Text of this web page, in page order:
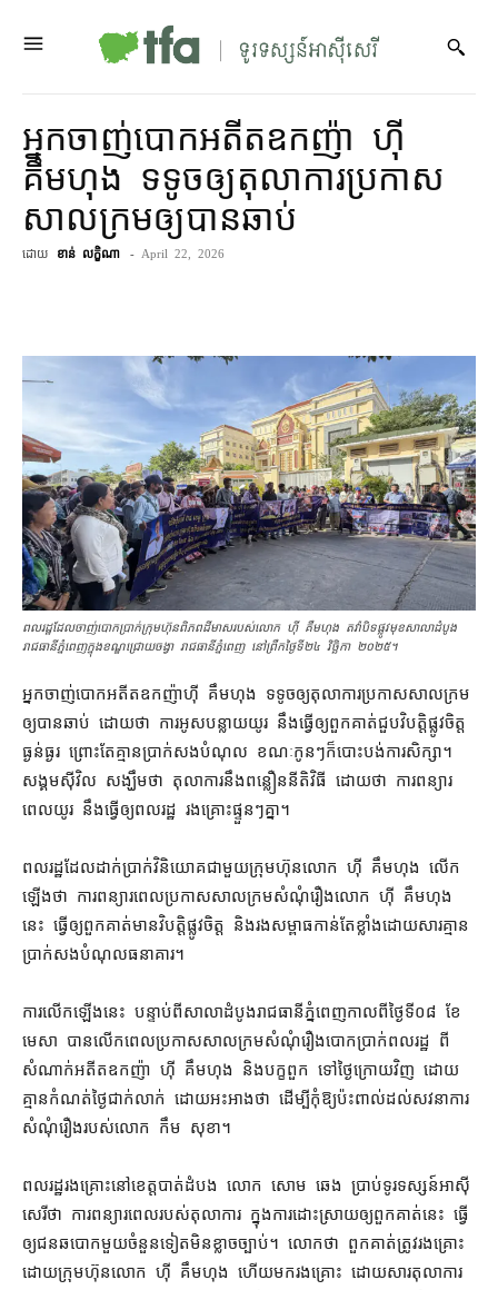
អ្នកចាញ់​បោក​អតីត​ឧកញ៉ា ហ៊ី
គឹមហុង ទទូច​ឲ្យ​តុលាការ​ប្រកាស​
សាលក្រម​ឲ្យ​បាន​ឆាប់
ដោយ ខាន់ លក្ខិណា - April 22, 2026
ពលរដ្ឋ​ដែល​ចាញ់បោក​ប្រាក់​ក្រុមហ៊ុន​ពិភព​ដី​មាស​របស់​លោក ហ៊ី គឹមហុង តវ៉ា​បិទផ្លូវ​មុខ​សាលាដំបូង​
រាជធានី​ភ្នំពេញ​ក្នុង​ខណ្ឌ​ជ្រោយចង្វា រាជធានី​ភ្នំពេញ នៅ​ព្រឹក​ថ្ងៃទី​២៤ វិច្ឆិកា ២០២៥។
អ្នកចាញ់​បោក​អតីត​ឧកញ៉ា​ហ៊ី គឹមហុង ទទូច​ឲ្យ​តុលាការ​ប្រកាស​សាលក្រម
ឲ្យ​បាន​ឆាប់ ដោយ​ថា ការ​អូសបន្លាយ​យូរ នឹង​ធ្វើ​ឲ្យ​ពួកគាត់​ជួប​វិបត្តិ​ផ្លូវចិត្ត​
ធ្ងន់ធ្ងរ ព្រោះតែ​គ្មាន​ប្រាក់​សងបំណុល ខណៈ​កូនៗ​ក៏​បោះបង់​ការសិក្សា​។
សង្គម​ស៊ីវិល សង្ឃឹមថា តុលាការ​នឹង​ពន្លឿន​នីតិវិធី ដោយ​ថា ការ​ពន្យារ​
ពេល​យូរ នឹង​ធ្វើ​ឲ្យ​ពលរដ្ឋ រងគ្រោះ​ផ្ទួនៗ​គ្នា។
ពលរដ្ឋ​ដែល​ដាក់​ប្រាក់​វិនិយោគ​ជាមួយ​ក្រុមហ៊ុន​លោក ហ៊ី គឹមហុង លើក
ឡើង​ថា ការ​ពន្យារ​ពេល​ប្រកាស​សាលក្រម​សំណុំរឿង​លោក ហ៊ី គឹមហុង
នេះ ធ្វើ​ឲ្យ​ពួកគាត់​មាន​វិបត្តិ​ផ្លូវចិត្ត និង​រង​សម្ពាធ​កាន់តែ​ខ្លាំង​ដោយសារ​គ្មាន​
ប្រាក់​សងបំណុល​ធនាគារ។
ការ​លើកឡើង​នេះ បន្ទាប់ពី​សាលាដំបូង​រាជធានី​ភ្នំពេញ​កាលពី​ថ្ងៃទី​០៨ ខែ​
មេសា បាន​លើក​ពេល​ប្រកាស​សាលក្រម​សំណុំរឿង​បោក​ប្រាក់​ពលរដ្ឋ ពី​
សំណាក់​អតីត​ឧកញ៉ា ហ៊ី គឹមហុង និង​បក្ខពួក ទៅ​ថ្ងៃក្រោយ​វិញ ដោយ​
គ្មាន​កំណត់​ថ្ងៃ​ជាក់លាក់ ដោយ​អះអាង​ថា ដើម្បី​កុំឱ្យ​ប៉ះពាល់​ដល់​សវនាការ​
សំណុំរឿង​របស់​លោក កឹម សុខា។
ពលរដ្ឋ​រងគ្រោះ​នៅ​ខេត្តបាត់ដំបង លោក សោម ឆេង ប្រាប់​ទូរទស្សន៍​អាស៊ី
សេរី​ថា ការ​ពន្យារពេល​របស់​តុលាការ ក្នុង​ការ​ដោះស្រាយ​ឲ្យ​ពួកគាត់​នេះ ធ្វើ​
ឲ្យ​ជន​ឆបោក​មួយ​ចំនួន​ទៀត​មិន​ខ្លាច​ច្បាប់​។ លោក​ថា ពួកគាត់​ត្រូវ​រងគ្រោះ​
ដោយ​ក្រុមហ៊ុន​លោក ហ៊ី គឹមហុង ហើយ​មក​រងគ្រោះ ដោយសារ​តុលាការ​